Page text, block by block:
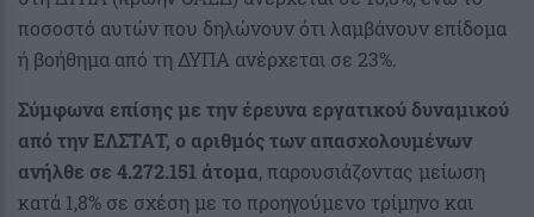
ποσοστό αυτών που δηλώνουν ότι λαμβάνουν επίδομα
ή βοήθημα από τη ΔΥΠΑ ανέρχεται σε 23%.
Σύμφωνα επίσης με την έρευνα εργατικού δυναμικού
από την ΕΛΣΤΑΤ, ο αριθμός των απασχολουμένων
ανήλθε σε 4.272.151 άτομα, παρουσιάζοντας μείωση
κατά 1,8% σε σχέση με το προηγούμενο τρίμηνο και